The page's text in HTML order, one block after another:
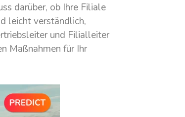
darüber, ob Ihre Filiale
leicht verständlich,
und Filialleiter
Maßnahmen für Ihr